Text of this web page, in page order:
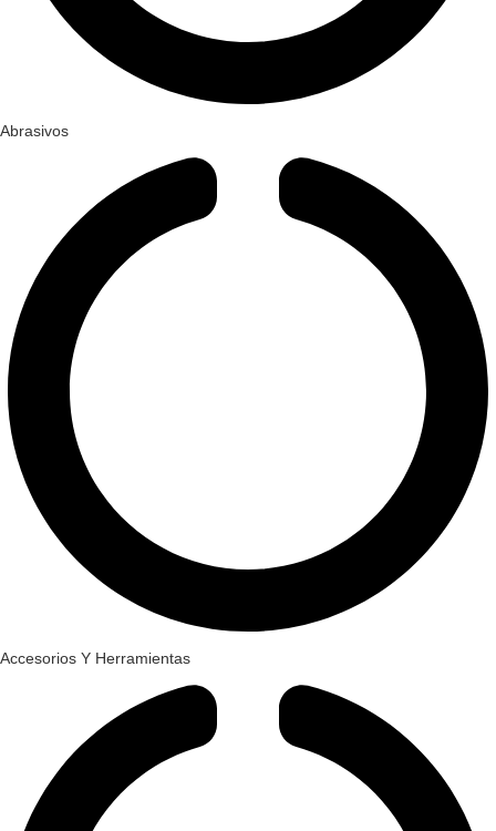
Abrasivos
Accesorios Y Herramientas